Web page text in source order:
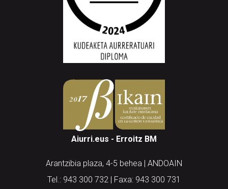
Aiurri.eus - Erroitz BM
Arantzibia plaza, 4-5 behea | ANDOAIN
Tel.: 943 300 732 | Faxa: 943 300 731